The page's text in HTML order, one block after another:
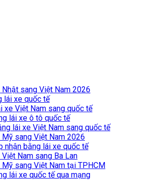
sang Việt Nam 2026
lái xe quốc tế
xe Việt Nam sang quốc tế
lái xe ô tô quốc tế
lái xe Việt Nam sang quốc tế
sang Việt Nam 2026
nhận bằng lái xe quốc tế
Nam sang Ba Lan
sang Việt Nam tại TPHCM
lái xe quốc tế qua mạng